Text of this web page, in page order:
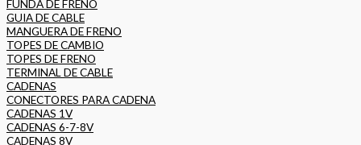
FUNDA DE FRENO
GUIA DE CABLE
MANGUERA DE FRENO
TOPES DE CAMBIO
TOPES DE FRENO
TERMINAL DE CABLE
CADENAS
CONECTORES PARA CADENA
CADENAS 1V
CADENAS 6-7-8V
CADENAS 8V